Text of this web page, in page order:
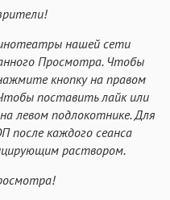
нашей сети
Просмотра. Чтобы
кнопку на правом
поставить лайк или
левом подлокотнике. Для
после каждого сеанса
раствором.